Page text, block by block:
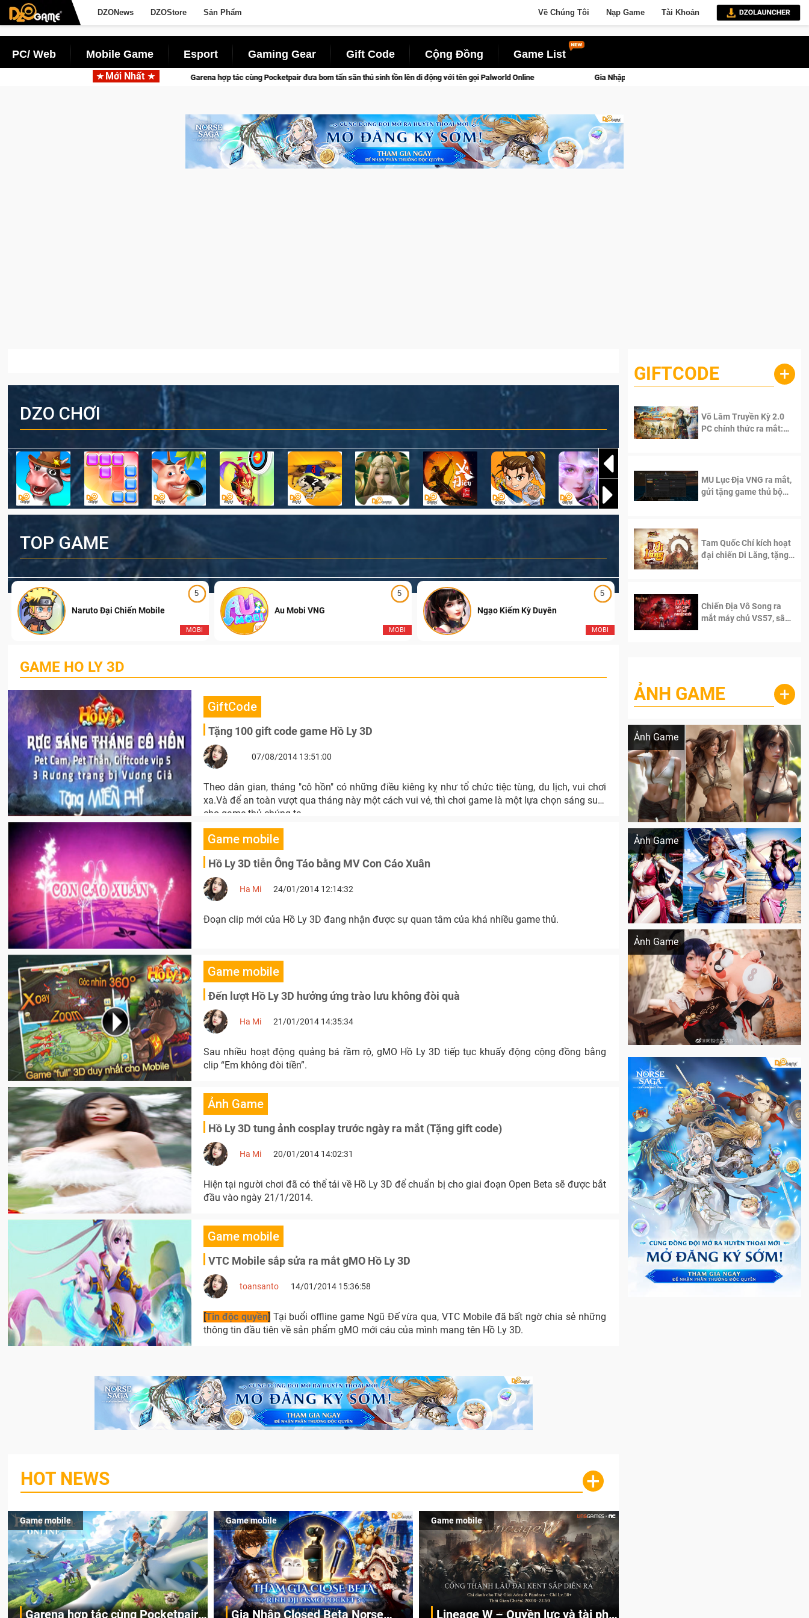
DZONews DZOStore Sản Phẩm Về Chúng Tôi Nạp Game Tài Khoản
PC/ Web Mobile Game Esport Gaming Gear Gift Code Cộng Đồng Game List
Mới Nhất
Garena hợp tác cùng Pocketpair đưa bom tấn săn thú sinh tồn lên di động với tên gọi Palworld Online Gia Nhập Closed Beta Norse Saga: Cửu Giới Thức Tỉnh, Săn DJI Osmo Pocket 3 Ngay Hôm
DZO CHƠI
TOP GAME
5
MOBI
Naruto Đại Chiến Mobile
5
MOBI
Au Mobi VNG
5
MOBI
Ngạo Kiếm Kỳ Duyên Ngạo Thiên Mobile
GAME HO LY 3D
GiftCode
Tặng 100 gift code game Hồ Ly 3D
07/08/2014 13:51:00
Theo dân gian, tháng "cô hồn" có những điều kiêng kỵ như tổ chức tiệc tùng, du lịch, vui chơi
xa.Và để an toàn vượt qua tháng này một cách vui vẻ, thì chơi game là một lựa chọn sáng suốt
cho game thủ chúng ta.
Game mobile
Hồ Ly 3D tiễn Ông Táo bằng MV Con Cáo Xuân
Ha Mi 24/01/2014 12:14:32
Đoạn clip mới của Hồ Ly 3D đang nhận được sự quan tâm của khá nhiều game thủ.
Game mobile
Đến lượt Hồ Ly 3D hưởng ứng trào lưu không đòi quà
Ha Mi 21/01/2014 14:35:34
Sau nhiều hoạt động quảng bá rầm rộ, gMO Hồ Ly 3D tiếp tục khuấy động cộng đồng bằng
clip “Em không đòi tiền”.
Ảnh Game
Hồ Ly 3D tung ảnh cosplay trước ngày ra mắt (Tặng gift code)
Ha Mi 20/01/2014 14:02:31
Hiện tại người chơi đã có thể tải về Hồ Ly 3D để chuẩn bị cho giai đoạn Open Beta sẽ được bắt
đầu vào ngày 21/1/2014.
Game mobile
VTC Mobile sắp sửa ra mắt gMO Hồ Ly 3D
toansanto 14/01/2014 15:36:58
[Tin độc quyền] Tại buổi offline game Ngũ Đế vừa qua, VTC Mobile đã bất ngờ chia sẻ những
thông tin đầu tiên về sản phẩm gMO mới cáu của mình mang tên Hồ Ly 3D.
HOT NEWS +
Game mobile
Garena hợp tác cùng Pocketpair
Game mobile
Gia Nhập Closed Beta Norse
Game mobile
Lineage W – Quyền lực và tài phú
GIFTCODE +
Võ Lâm Truyền Kỳ 2.0
PC chính thức ra mắt:
MU Lục Địa VNG ra mắt,
gửi tặng game thủ bộ
Tam Quốc Chí kích hoạt
đại chiến Di Lăng, tặng
Chiến Địa Vô Song ra
mắt máy chủ VS57, sân
ẢNH GAME +
Ảnh Game
Lala Croft vừa nóng vừa xinh dưới nét vẽ
Ảnh Game
Khi AI Cosplay gái đẹp One Piece
Ảnh Game
Cosplay Xiangling siêu cute